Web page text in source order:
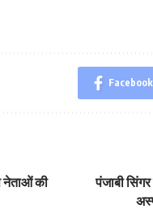
Facebook
नेताओं की
पंजाबी